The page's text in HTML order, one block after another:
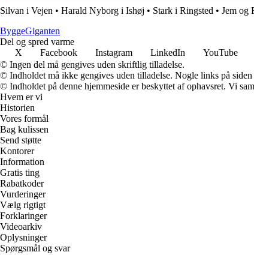
Silvan i Vejen • Harald Nyborg i Ishøj • Stark i Ringsted • Jem og
ByggeGiganten
Del og spred varme
X
Facebook Instagram LinkedIn YouTube
© Ingen del må gengives uden skriftlig tilladelse.
© Indholdet må ikke gengives uden tilladelse. Nogle links på
© Indholdet på denne hjemmeside er beskyttet af ophavsret. Vi
Hvem er vi
Historien
Vores formål
Bag kulissen
Send støtte
Kontorer
Information
Gratis ting
Rabatkoder
Vurderinger
Vælg rigtigt
Forklaringer
Videoarkiv
Oplysninger
Spørgsmål og svar